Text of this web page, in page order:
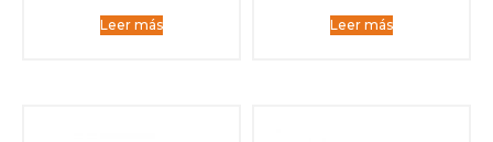
Leer más Leer más